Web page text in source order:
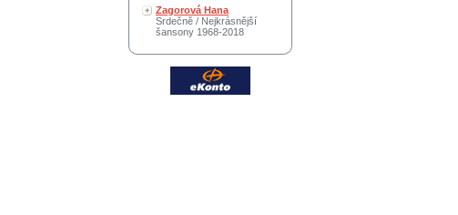
Zagorová Hana
Srdečně / Nejkrásnější
šansony 1968-2018